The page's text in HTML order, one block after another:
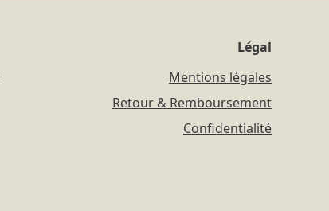
Légal
Mentions légales
Retour & Remboursement
Confidentialité